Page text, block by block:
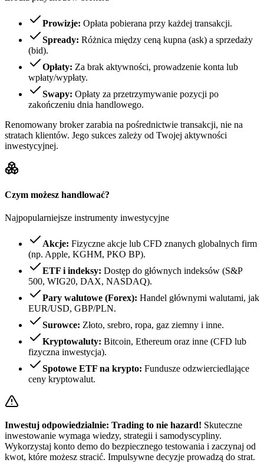
Prowizje: Opłata pobierana przy każdej transakcji.
Spready: Różnica między ceną kupna (ask) a sprzedaży
(bid).
Opłaty: Za brak aktywności, prowadzenie konta lub
wpłaty/wypłaty.
Swapy: Opłaty za przetrzymywanie pozycji po
zakończeniu dnia handlowego.
Renomowany broker zarabia na pośrednictwie transakcji, nie na
stratach klientów. Jego sukces zależy od Twojej aktywności
inwestycyjnej.
Czym możesz handlować?
Najpopularniejsze instrumenty inwestycyjne
Akcje: Fizyczne akcje lub CFD znanych globalnych firm
(np. Apple, KGHM, PKO BP).
ETF i indeksy: Dostęp do głównych indeksów (S&P
500, WIG20, DAX, NASDAQ).
Pary walutowe (Forex): Handel głównymi walutami, jak
EUR/USD, GBP/PLN.
Surowce: Złoto, srebro, ropa, gaz ziemny i inne.
Kryptowaluty: Bitcoin, Ethereum oraz inne (CFD lub
fizyczna inwestycja).
Spotowe ETF na krypto: Fundusze odzwierciedlające
ceny kryptowalut.
Inwestuj odpowiedzialnie: Trading to nie hazard! Skuteczne
inwestowanie wymaga wiedzy, strategii i samodyscypliny.
Wykorzystaj konto demo do bezpiecznego testowania i zaczynaj od
kwot, które możesz stracić. Impulsywne decyzje prowadzą do strat.